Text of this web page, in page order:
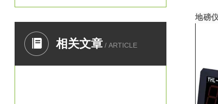
相关文章 / ARTICLE
地磅